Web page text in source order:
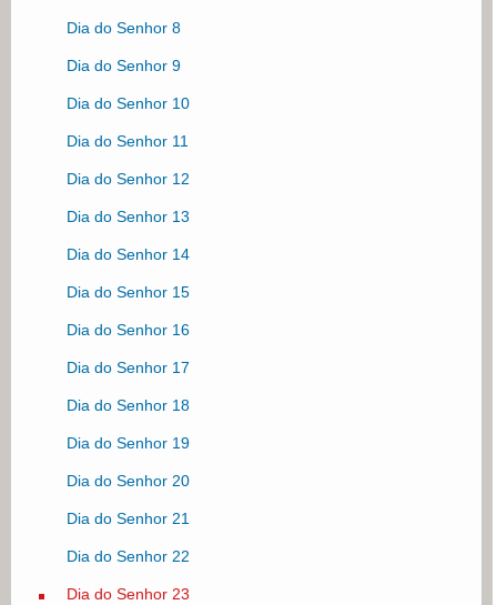
Dia do Senhor 8
Dia do Senhor 9
Dia do Senhor 10
Dia do Senhor 11
Dia do Senhor 12
Dia do Senhor 13
Dia do Senhor 14
Dia do Senhor 15
Dia do Senhor 16
Dia do Senhor 17
Dia do Senhor 18
Dia do Senhor 19
Dia do Senhor 20
Dia do Senhor 21
Dia do Senhor 22
Dia do Senhor 23